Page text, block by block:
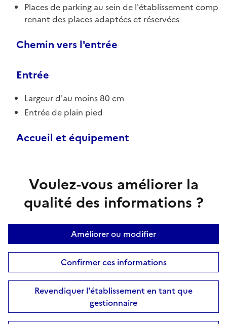
Places de parking au sein de l'établissement comp
renant des places adaptées et réservées
Chemin vers l'entrée
Entrée
Largeur d'au moins 80 cm
Entrée de plain pied
Accueil et équipement
Voulez-vous améliorer la
qualité des informations ?
Améliorer ou modifier
Confirmer ces informations
Revendiquer l'établissement en tant que
gestionnaire